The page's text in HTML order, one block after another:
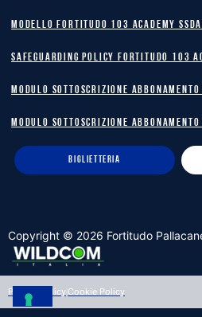
MODELLO FORTITUDO 103 ACADEMY
safeguarding policy Fortitudo 103
MODULO SOTTOSCRIZIONE
MODULO SOTTOSCRIZIONE
BIGLIETTERIA
Copyright © 2026 Fortitudo
Privacy Policy Cookie Policy